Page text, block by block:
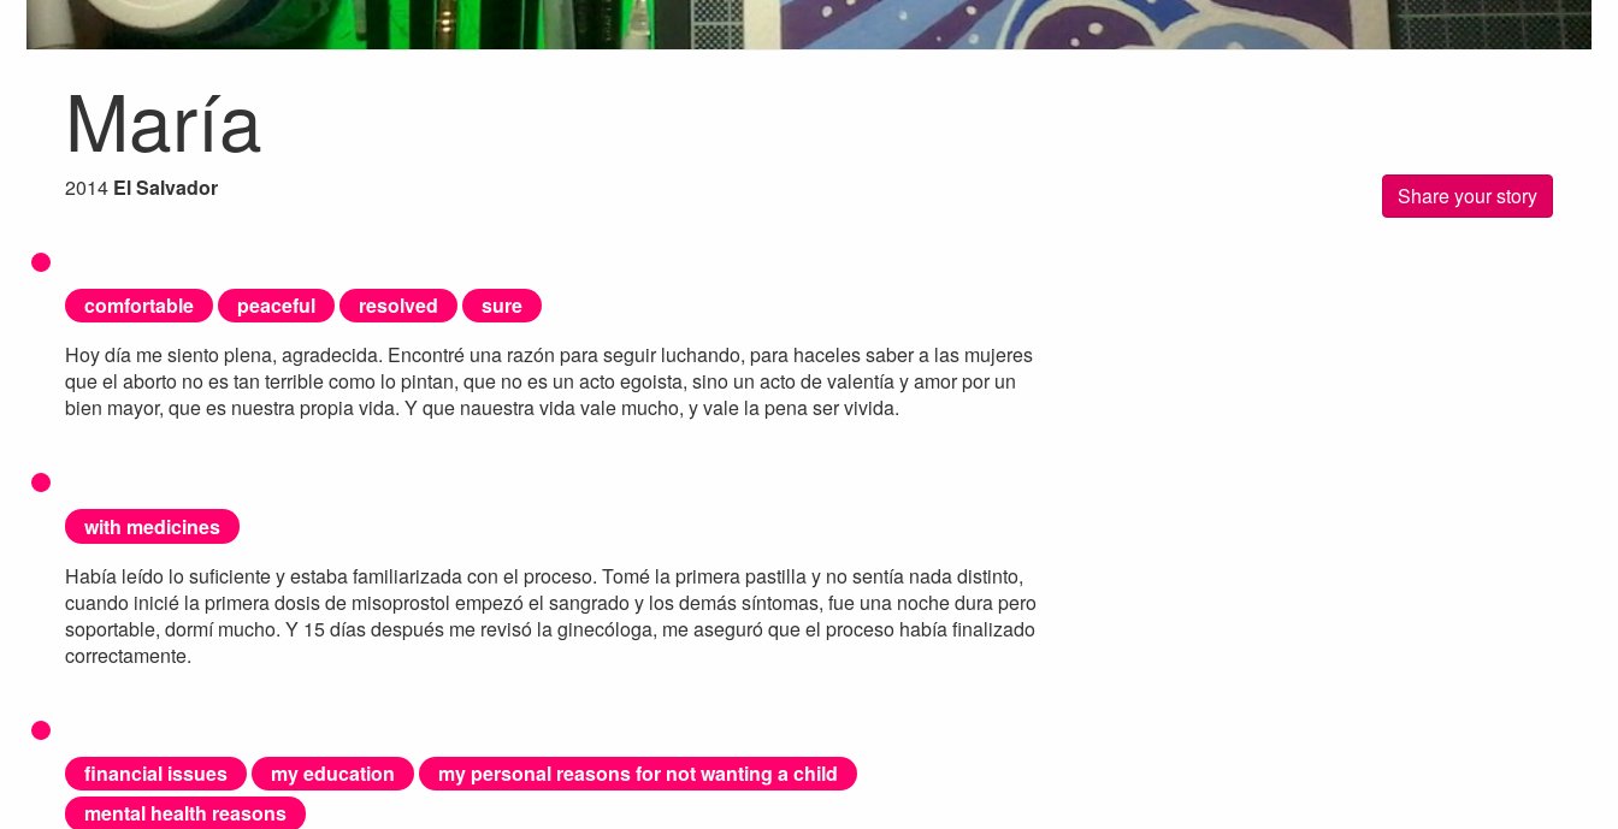
María
Share your story
2014 El Salvador
comfortable peaceful resolved
sure
Hoy día me siento plena, agradecida. Encontré una razón para seguir luchando, para haceles saber a las mujeres
que el aborto no es tan terrible como lo pintan, que no es un acto egoista, sino un acto de valentía y amor por un
bien mayor, que es nuestra propia vida. Y que nauestra vida vale mucho, y vale la pena ser vivida.
with medicines
Había leído lo suficiente y estaba familiarizada con el proceso. Tomé la primera pastilla y no sentía nada distinto,
cuando inicié la primera dosis de misoprostol empezó el sangrado y los demás síntomas, fue una noche dura pero
soportable, dormí mucho. Y 15 días después me revisó la ginecóloga, me aseguró que el proceso había finalizado
correctamente.
financial issues my education
my personal reasons for not wanting a child
mental health reasons